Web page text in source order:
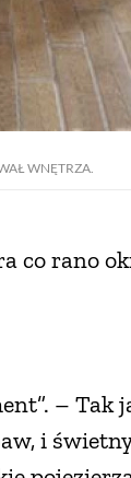
WNĘTRZA.
co rano
– Tak
i